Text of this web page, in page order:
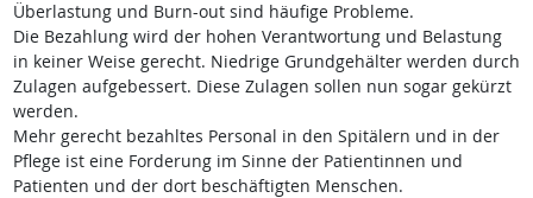
Überlastung und Burn-out sind häufige Probleme.
Die Bezahlung wird der hohen Verantwortung und Belastung
in keiner Weise gerecht. Niedrige Grundgehälter werden durch
Zulagen aufgebessert. Diese Zulagen sollen nun sogar gekürzt
werden.
Mehr gerecht bezahltes Personal in den Spitälern und in der
Pflege ist eine Forderung im Sinne der Patientinnen und
Patienten und der dort beschäftigten Menschen.